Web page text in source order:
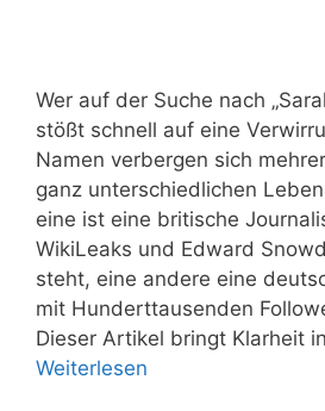
Wer auf der Suche nach
stößt schnell auf eine
Namen verbergen sich
ganz unterschiedlichen
eine ist eine britische
WikiLeaks und Edward
steht, eine andere eine
mit Hunderttausenden
Dieser Artikel bringt Klarheit
Weiterlesen